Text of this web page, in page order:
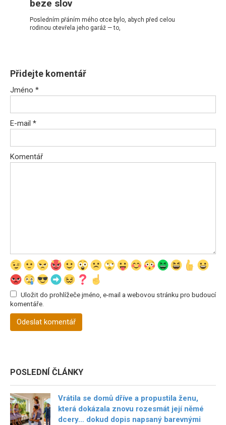
beze slov
Posledním přáním mého otce bylo, abych před celou
rodinou otevřela jeho garáž — to,
Přidejte komentář
Jméno *
E-mail *
Komentář
Uložit do prohlížeče jméno, e-mail a webovou stránku pro budoucí
komentáře.
POSLEDNÍ ČLÁNKY
Vrátila se domů dříve a propustila ženu,
která dokázala znovu rozesmát její němé
dcery… dokud dopis napsaný barevnými